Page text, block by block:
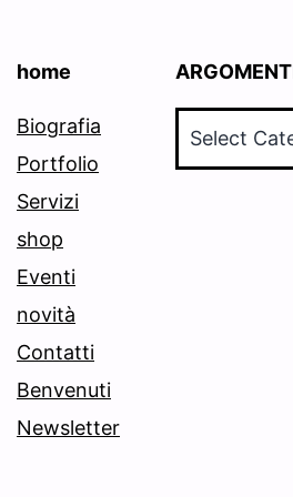
home
Biografia
Portfolio
Servizi
shop
Eventi
novità
Contatti
Benvenuti
Newsletter